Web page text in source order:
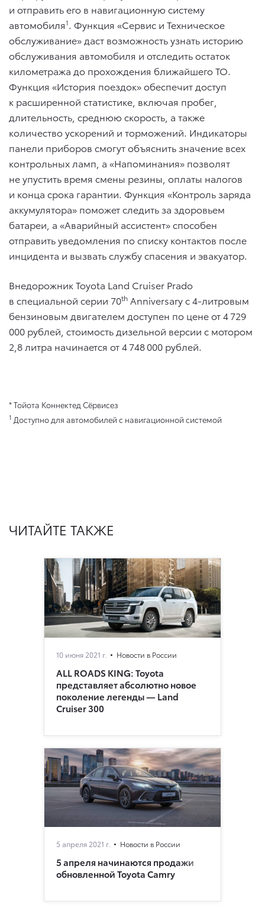
и отправить его в навигационную систему
автомобиля1. Функция «Сервис и Техническое
обслуживание» даст возможность узнать историю
обслуживания автомобиля и отследить остаток
километража до прохождения ближайшего ТО.
Функция «История поездок» обеспечит доступ
к расширенной статистике, включая пробег,
длительность, среднюю скорость, а также
количество ускорений и торможений. Индикаторы
панели приборов смогут объяснить значение всех
контрольных ламп, а «Напоминания» позволят
не упустить время смены резины, оплаты налогов
и конца срока гарантии. Функция «Контроль заряда
аккумулятора» поможет следить за здоровьем
батареи, а «Аварийный ассистент» способен
отправить уведомления по списку контактов после
инцидента и вызвать службу спасения и эвакуатор.
Внедорожник Toyota Land Cruiser Prado
в специальной серии 70th Anniversary c 4-литровым
бензиновым двигателем доступен по цене от 4 729
000 рублей, стоимость дизельной версии с мотором
2,8 литра начинается от 4 748 000 рублей.
* Тойота Коннектед Сёрвисез
1 Доступно для автомобилей с навигационной системой
ЧИТАЙТЕ ТАКЖЕ
10 июня 2021 г. Новости в России
ALL ROADS KING: Toyota
представляет абсолютно новое
поколение легенды — Land
Cruiser 300
5 апреля 2021 г. Новости в России
5 апреля начинаются продажи
обновленной Toyota Camry